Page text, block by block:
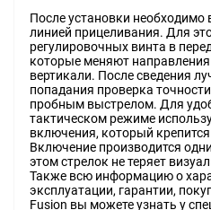
После установки
линией прицеливания. Для
регулировочных винта в
которые меняют направления
вертикали. После сведения
попадания проверка
пробным выстрелом. Для
тактическом режиме
включения, который
Включение производится
этом стрелок не теряет
Также всю информацию о
эксплуатации, гарантии,
Fusion вы можете узнать у